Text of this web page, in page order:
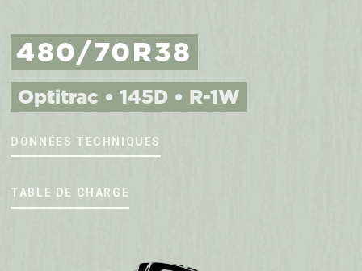
480/70R38
Optitrac • 145D • R-1W
DONNÉES TECHNIQUES
TABLE DE CHARGE